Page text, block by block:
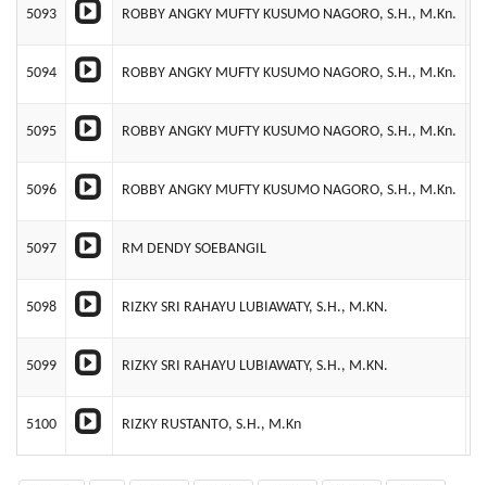
5093 ROBBY ANGKY MUFTY KUSUMO NAGORO, S.H., M.Kn.
5094 ROBBY ANGKY MUFTY KUSUMO NAGORO, S.H., M.Kn.
5095 ROBBY ANGKY MUFTY KUSUMO NAGORO, S.H., M.Kn.
5096 ROBBY ANGKY MUFTY KUSUMO NAGORO, S.H., M.Kn.
5097 RM DENDY SOEBANGIL
5098 RIZKY SRI RAHAYU LUBIAWATY, S.H., M.KN.
5099 RIZKY SRI RAHAYU LUBIAWATY, S.H., M.KN.
5100 RIZKY RUSTANTO, S.H., M.Kn